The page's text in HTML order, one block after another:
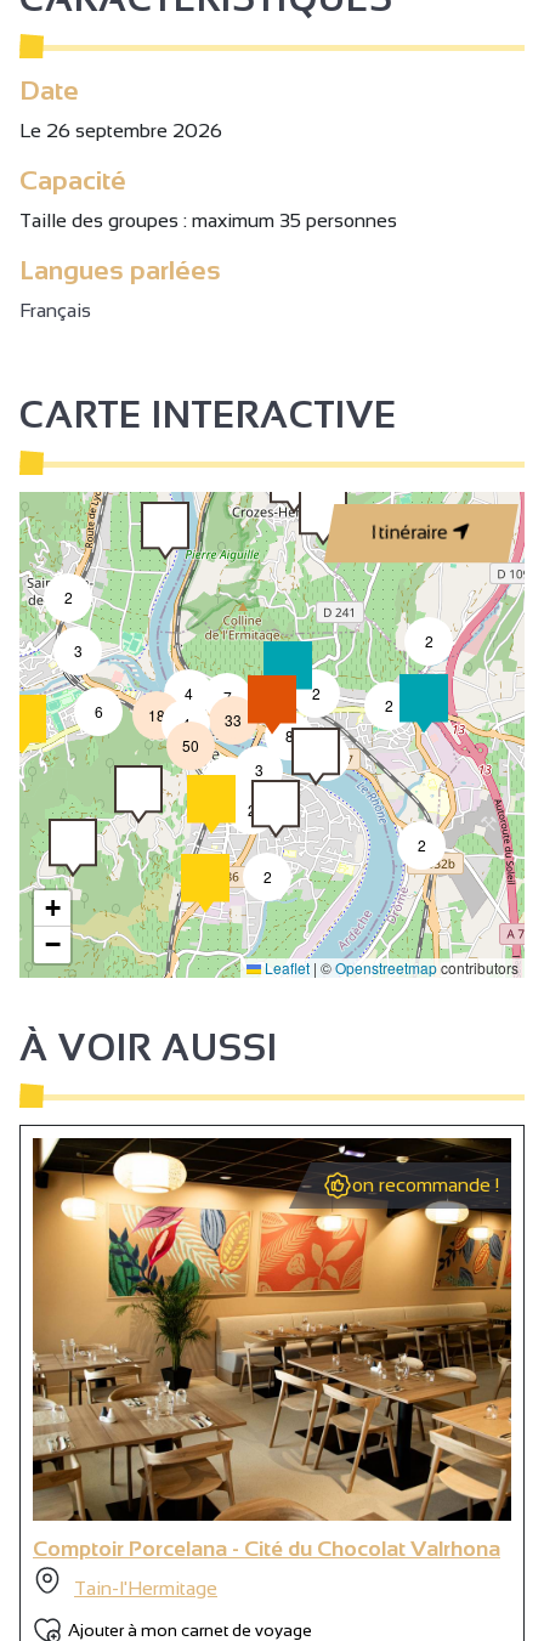
Date
Le 26 septembre 2026
Capacité
Taille des groupes : maximum 35 personnes
Langues parlées
Français
CARTE INTERACTIVE
Itinéraire
2
2
2
2
2
2
8
2
3
6
4
4
18
7
2
3
50
33
+
−
Leaflet | ©Openstreetmapcontributors
À VOIR AUSSI
on recommande !
Comptoir Porcelana - Cité du Chocolat Valrhona
Tain-l'Hermitage
Ajouter à mon carnet de voyage